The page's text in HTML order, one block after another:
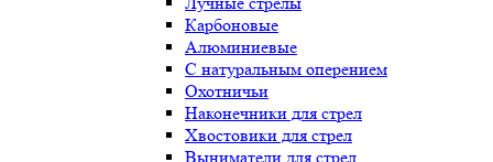
Карбоновые
Алюминиевые
С натуральным оперением
Охотничьи
Наконечники для стрел
Хвостовики для стрел
Выниматели для стрел